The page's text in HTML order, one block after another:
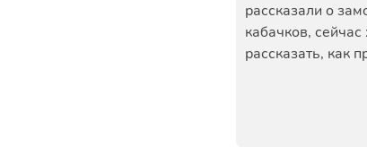
рассказали о
кабачков,
рассказать, как